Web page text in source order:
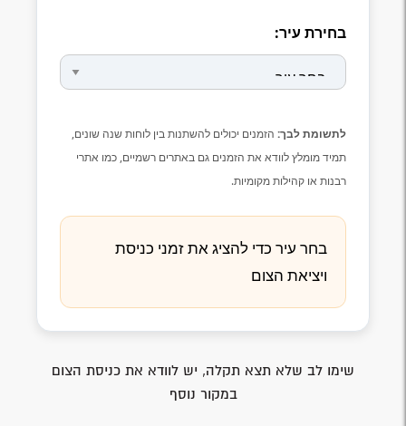
בחירת עיר:
לתשומת לבך: הזמנים יכולים להשתנות בין לוחות שנה שונים,
תמיד מומלץ לוודא את הזמנים גם באתרים רשמיים, כמו אתרי
רבנות או קהילות מקומיות.
בחר עיר כדי להציג את זמני כניסת
ויציאת הצום
שימו לב שלא תצא תקלה, יש לוודא את כניסת הצום
במקור נוסף